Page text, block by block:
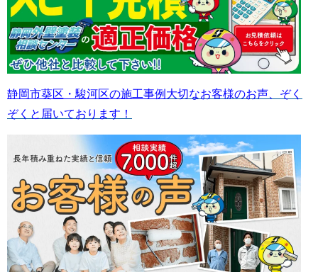
静岡市葵区・駿河区の施工事例 大切なお客様のお声、ぞく
ぞくと届いております！